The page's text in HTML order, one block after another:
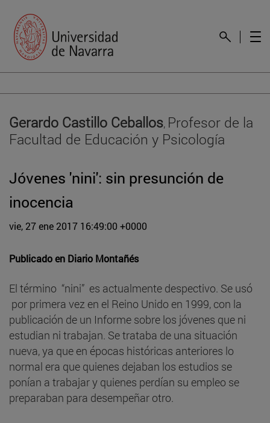
Gerardo Castillo Ceballos, Profesor de la
Facultad de Educación y Psicología
Jóvenes 'nini': sin presunción de
inocencia
vie, 27 ene 2017 16:49:00 +0000
Publicado en Diario Montañés
El término “nini” es actualmente despectivo. Se usó
por primera vez en el Reino Unido en 1999, con la
publicación de un Informe sobre los jóvenes que ni
estudian ni trabajan. Se trataba de una situación
nueva, ya que en épocas históricas anteriores lo
normal era que quienes dejaban los estudios se
ponían a trabajar y quienes perdían su empleo se
preparaban para desempeñar otro.